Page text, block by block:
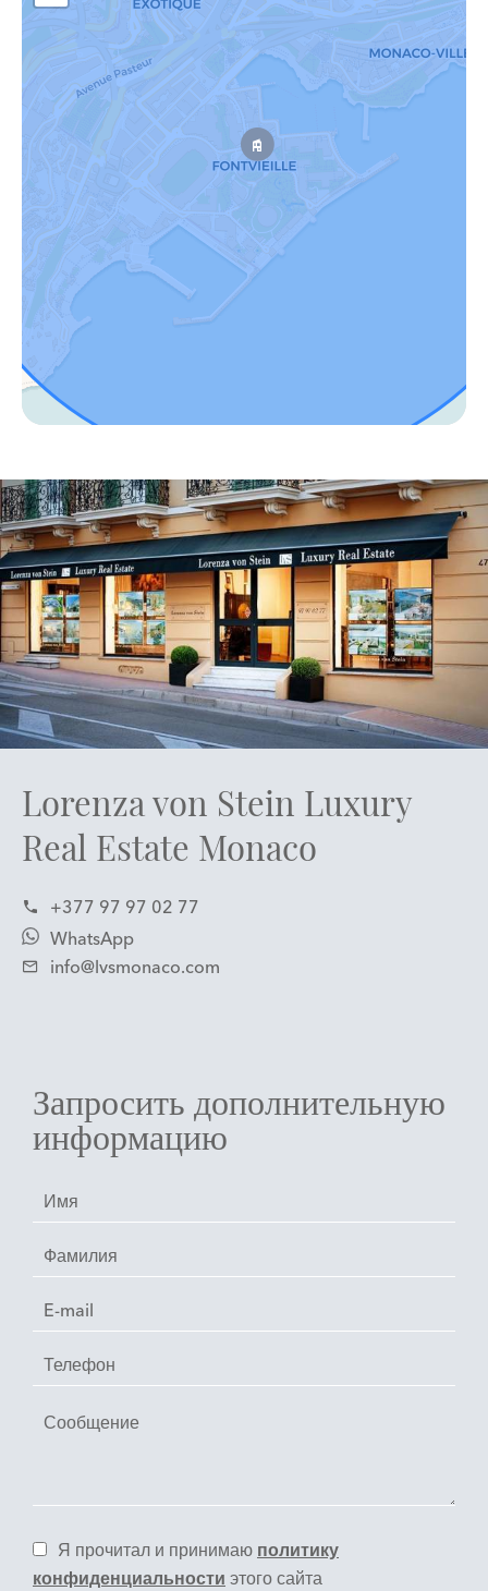
Lorenza von Stein Luxury
Real Estate Monaco
+377 97 97 02 77
WhatsApp
info@lvsmonaco.com
Запросить дополнительную
информацию
Я прочитал и принимаю политику
конфиденциальности этого сайта